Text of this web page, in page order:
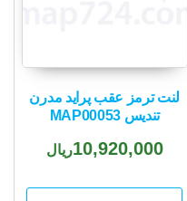
لنت ترمز عقب پراید مدرن
تندیس MAP00053
10,920,000ریال